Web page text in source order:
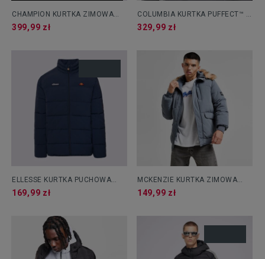
CHAMPION KURTKA ZIMOWA
HOODED JACKET
399,99 zł
COLUMBIA KURTKA PUFFECT™ II
HOODED
329,99 zł
ELLESSE KURTKA PUCHOWA
NEBULA PADDED JACKET NAVY
169,99 zł
MCKENZIE KURTKA ZIMOWA
EXPOSURE PARKA GRY-TRB
149,99 zł